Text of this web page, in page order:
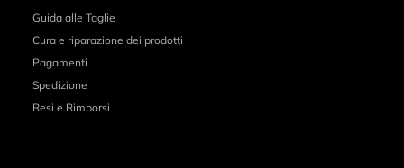
Guida alle Taglie
Cura e riparazione dei prodotti
Pagamenti
Spedizione
Resi e Rimborsi